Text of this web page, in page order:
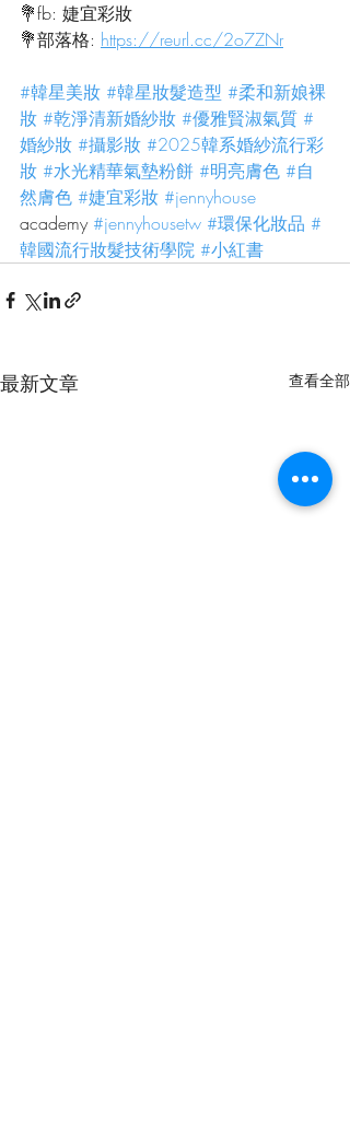
💐fb: 婕宜彩妝
💐部落格: https://reurl.cc/2o7ZNr
#韓星美妝 #韓星妝髮造型 #柔和新娘裸
妝 #乾淨清新婚紗妝 #優雅賢淑氣質 #
婚紗妝 #攝影妝 #2025韓系婚紗流行彩
妝 #水光精華氣墊粉餅 #明亮膚色 #自
然膚色 #婕宜彩妝 #jennyhouse
academy #jennyhousetw #環保化妝品 #
韓國流行妝髮技術學院 #小紅書
最新文章 查看全部